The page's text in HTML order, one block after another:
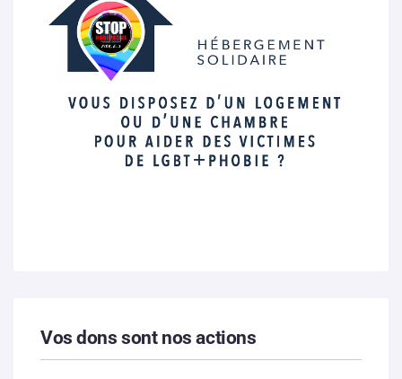
Vos dons sont nos actions